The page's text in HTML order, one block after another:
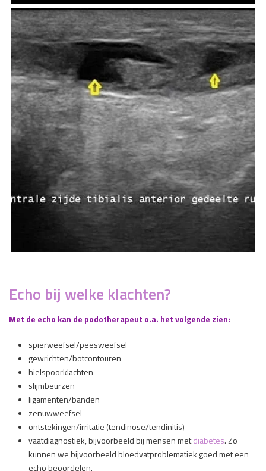
Echo bij welke klachten?
Met de echo kan de podotherapeut o.a. het volgende zien:
spierweefsel/peesweefsel
gewrichten/botcontouren
hielspoorklachten
slijmbeurzen
ligamenten/banden
zenuwweefsel
ontstekingen/irritatie (tendinose/tendinitis)
vaatdiagnostiek, bijvoorbeeld bij mensen metdiabetes. Zo
kunnen we bijvoorbeeld bloedvatproblematiek goed met een
echo beoordelen.